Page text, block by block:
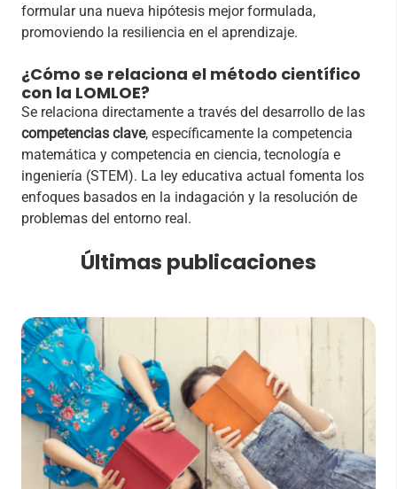
formular una nueva hipótesis mejor formulada,
promoviendo la resiliencia en el aprendizaje.
¿Cómo se relaciona el método científico
con la LOMLOE?
Se relaciona directamente a través del desarrollo de las
competencias clave, específicamente la competencia
matemática y competencia en ciencia, tecnología e
ingeniería (STEM). La ley educativa actual fomenta los
enfoques basados en la indagación y la resolución de
problemas del entorno real.
Últimas publicaciones